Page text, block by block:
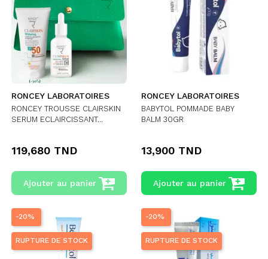
RONCEY LABORATOIRES
RONCEY TROUSSE CLAIRSKIN
SERUM ECLAIRCISSANT...
119,680 TND
Ajouter au panier
RONCEY LABORATOIRES
BABYTOL POMMADE BABY
BALM 30GR
13,900 TND
Ajouter au panier
-20%
RUPTURE DE STOCK
-20%
RUPTURE DE STOCK